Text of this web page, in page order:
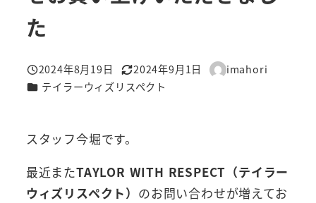
た
投稿日
2024年8月19日
更新日
2024年9月1日
著
imahori
カテゴリー
テイラーウィズリスペクト
スタッフ今堀です。
最近またTAYLOR WITH RESPECT（テイラー
ウィズリスペクト） のお問い合わせが増えてお